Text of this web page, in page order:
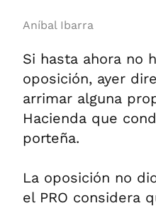
Aníbal Ibarra
Si hasta ahora no
oposición, ayer
arrimar alguna
Hacienda que
porteña.
La oposición no
el PRO considera